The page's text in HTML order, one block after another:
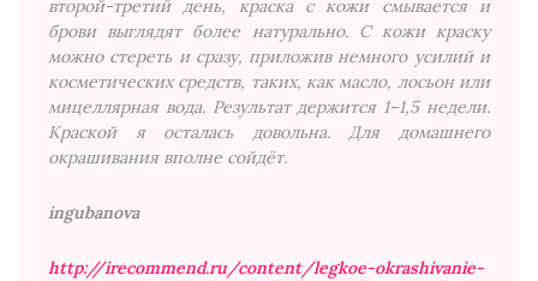
второй-третий день, краска с кожи смывается и
брови выглядят более натурально. С кожи краску
можно стереть и сразу, приложив немного усилий и
косметических средств, таких, как масло, лосьон или
мицеллярная вода. Результат держится 1–1,5 недели.
Краской я осталась довольна. Для домашнего
окрашивания вполне сойдёт.
ingubanova
http://irecommend.ru/content/legkoe-okrashivanie-